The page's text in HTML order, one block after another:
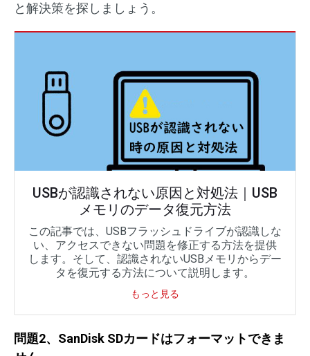
と解決策を探しましょう。
USBが認識されない原因と対処法｜USB
メモリのデータ復元方法
この記事では、USBフラッシュドライブが認識しな
い、アクセスできない問題を修正する方法を提供
します。そして、認識されないUSBメモリからデー
タを復元する方法について説明します。
もっと見る
問題2、SanDisk SDカードはフォーマットできま